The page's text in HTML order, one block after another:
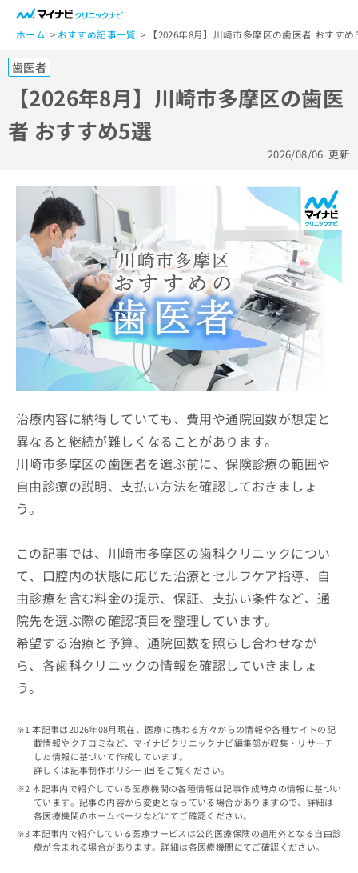
ホーム おすすめ記事一覧 【2026年8月】川崎市多摩区の歯医者 おすすめ
歯医者
【2026年8月】川崎市多摩区の歯医
者 おすすめ5選
2026/08/06 更新
治療内容に納得していても、費用や通院回数が想定と
異なると継続が難しくなることがあります。
川崎市多摩区の歯医者を選ぶ前に、保険診療の範囲や
自由診療の説明、支払い方法を確認しておきましょ
う。
この記事では、川崎市多摩区の歯科クリニックについ
て、口腔内の状態に応じた治療とセルフケア指導、自
由診療を含む料金の提示、保証、支払い条件など、通
院先を選ぶ際の確認項目を整理しています。
希望する治療と予算、通院回数を照らし合わせなが
ら、各歯科クリニックの情報を確認していきましょ
う。
本記事は2026年08月現在、医療に携わる方々からの情報や各種サイトの記
載情報やクチコミなど、マイナビクリニックナビ編集部が収集・リサーチ
した情報に基づいて作成しています。
詳しくは記事制作ポリシー
をご覧ください。
本記事内で紹介している医療機関の各種情報は記事作成時点の情報に基づい
ています。記事の内容から変更となっている場合がありますので、詳細は
各医療機関のホームページなどにてご確認ください。
本記事内で紹介している医療サービスは公的医療保険の適用外となる自由診
療が含まれる場合があります。詳細は各医療機関にてご確認ください。
一
般
ー
ザ
ー
の
方
ナ
ビ
リ
ニ
ビ
に
関
す
る
お
問
わ
せ
は
こ
ち
ら
こち
マイ
クリ
ニッ
クナ
ビサ
イト
への
お問
合せ
フォ
ーム
医
関
係
の
方
こ
ら
広
告
出
稿
お
問
い
合
わ
せ
は
こ
ち
ら
資
請
こ
広
告
代
理
方
は
こ
ち
ら
広
告
稿
い
せ